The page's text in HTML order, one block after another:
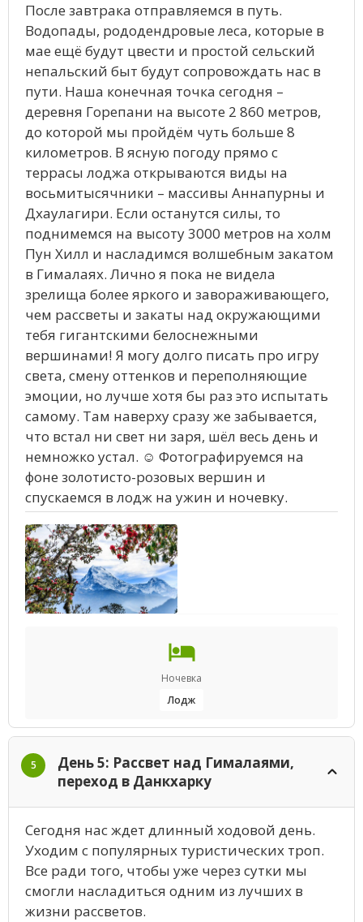
После завтрака отправляемся в путь.
Водопады, рододендровые леса, которые в
мае ещё будут цвести и простой сельский
непальский быт будут сопровождать нас в
пути. Наша конечная точка сегодня –
деревня Горепани на высоте 2 860 метров,
до которой мы пройдём чуть больше 8
километров. В ясную погоду прямо с
террасы лоджа открываются виды на
восьмитысячники – массивы Аннапурны и
Дхаулагири. Если останутся силы, то
поднимемся на высоту 3000 метров на холм
Пун Хилл и насладимся волшебным закатом
в Гималаях. Лично я пока не видела
зрелища более яркого и завораживающего,
чем рассветы и закаты над окружающими
тебя гигантскими белоснежными
вершинами! Я могу долго писать про игру
света, смену оттенков и переполняющие
эмоции, но лучше хотя бы раз это испытать
самому. Там наверху сразу же забывается,
что встал ни свет ни заря, шёл весь день и
немножко устал. ☺ Фотографируемся на
фоне золотисто-розовых вершин и
спускаемся в лодж на ужин и ночевку.
Ночевка
Лодж
5
День 5: Рассвет над Гималаями,
переход в Данкхарку
Сегодня нас ждет длинный ходовой день.
Уходим с популярных туристических троп.
Все ради того, чтобы уже через сутки мы
смогли насладиться одним из лучших в
жизни рассветов.